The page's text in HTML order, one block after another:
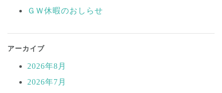
ン
ＧＷ休暇のおしらせ
アーカイブ
2026年8月
2026年7月